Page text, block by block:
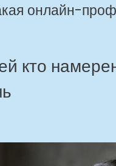
онлайн-
кто